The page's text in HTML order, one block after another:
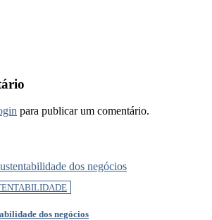
para publicar um comentário.
dos negócios